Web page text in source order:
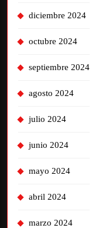
diciembre 2024
octubre 2024
septiembre 2024
agosto 2024
julio 2024
junio 2024
mayo 2024
abril 2024
marzo 2024